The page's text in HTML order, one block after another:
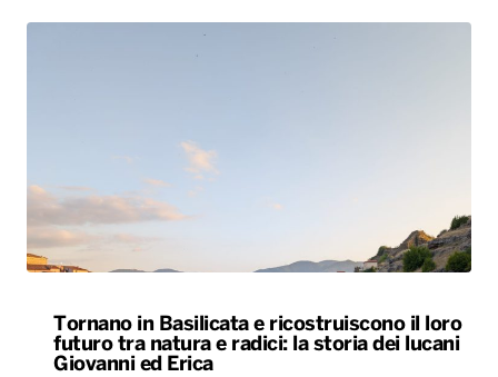
Tornano in Basilicata e ricostruiscono il loro
futuro tra natura e radici: la storia dei lucani
Giovanni ed Erica